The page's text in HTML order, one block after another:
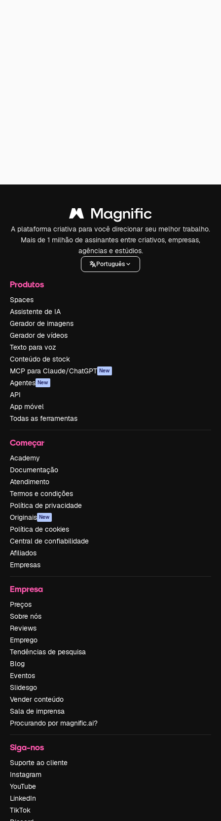
A plataforma criativa para você direcionar seu melhor trabalho.
Mais de 1 milhão de assinantes entre criativos, empresas,
agências e estúdios.
Português
Produtos
Spaces
Assistente de IA
Gerador de imagens
Gerador de vídeos
Texto para voz
Conteúdo de stock
MCP para Claude/ChatGPT New
Agentes New
API
App móvel
Todas as ferramentas
Começar
Academy
Documentação
Atendimento
Termos e condições
Política de privacidade
Originais New
Política de cookies
Central de confiabilidade
Afiliados
Empresas
Empresa
Preços
Sobre nós
Reviews
Emprego
Tendências de pesquisa
Blog
Eventos
Slidesgo
Vender conteúdo
Sala de imprensa
Procurando por magnific.ai?
Siga-nos
Suporte ao cliente
Instagram
YouTube
LinkedIn
TikTok